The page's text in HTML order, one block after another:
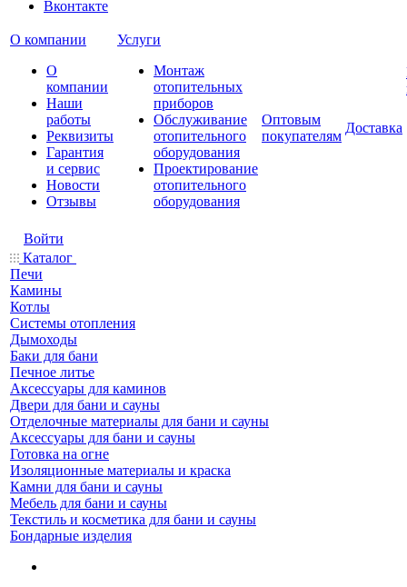
Вконтакте
О компании
О
компании
Наши
работы
Реквизиты
Гарантия
и сервис
Новости
Отзывы
Услуги
Монтаж
отопительных
приборов
Обслуживание
отопительного
оборудования
Проектирование
отопительного
оборудования
Оптовым
покупателям
Доставка
Войти
Каталог
Печи
Камины
Котлы
Системы отопления
Дымоходы
Баки для бани
Печное литье
Аксессуары для каминов
Двери для бани и сауны
Отделочные материалы для бани и сауны
Аксессуары для бани и сауны
Готовка на огне
Изоляционные материалы и краска
Камни для бани и сауны
Мебель для бани и сауны
Текстиль и косметика для бани и сауны
Бондарные изделия